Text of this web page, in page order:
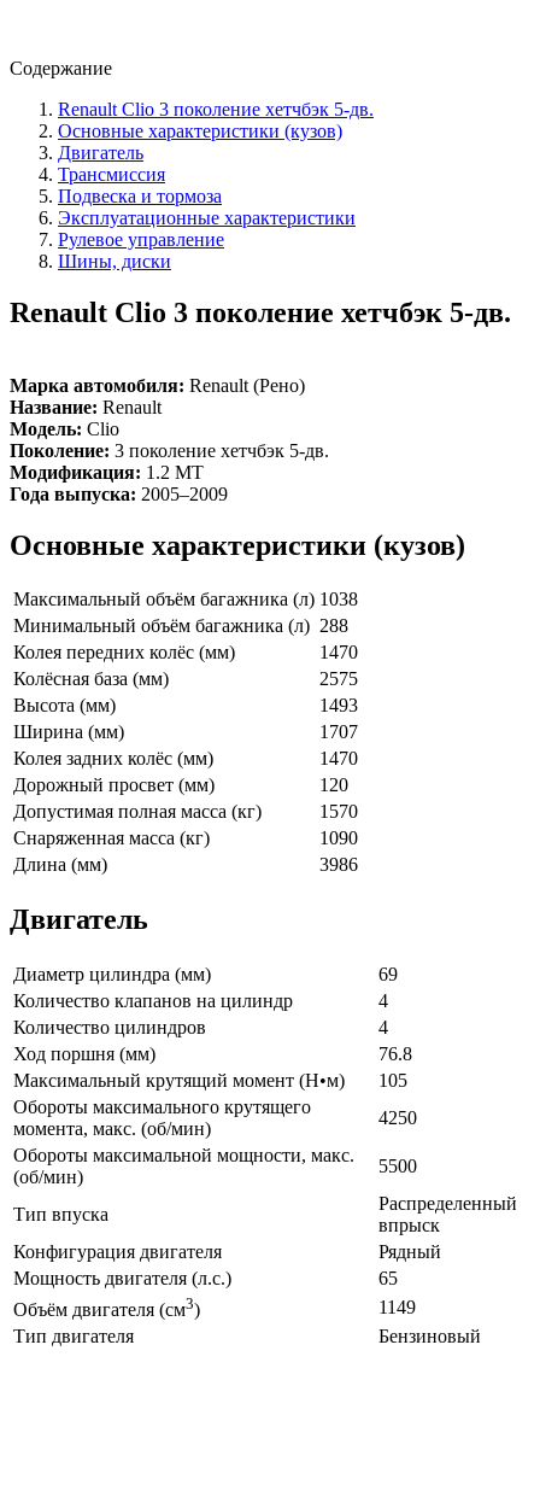
Содержание
Renault Clio 3 поколение хетчбэк 5-дв.
Основные характеристики (кузов)
Двигатель
Трансмиссия
Подвеска и тормоза
Эксплуатационные характеристики
Рулевое управление
Шины, диски
Renault Clio 3 поколение хетчбэк 5-дв.
Марка автомобиля: Renault (Рено)
Название: Renault
Модель: Clio
Поколение: 3 поколение хетчбэк 5-дв.
Модификация: 1.2 MT
Года выпуска: 2005–2009
Основные характеристики (кузов)
Максимальный объём багажника (л) 1038
Минимальный объём багажника (л) 288
Колея передних колёс (мм)
1470
Колёсная база (мм)
2575
Высота (мм)
1493
Ширина (мм)
1707
Колея задних колёс (мм)
1470
Дорожный просвет (мм)
120
Допустимая полная масса (кг)
1570
Снаряженная масса (кг)
1090
Длина (мм)
3986
Двигатель
Диаметр цилиндра (мм)
69
Количество клапанов на цилиндр
4
Количество цилиндров
4
Ход поршня (мм)
76.8
Максимальный крутящий момент (Н•м)
105
Обороты максимального крутящего
момента, макс. (об/мин)
4250
Обороты максимальной мощности, макс.
(об/мин)
5500
Тип впуска
Распределенный
впрыск
Конфигурация двигателя
Рядный
Мощность двигателя (л.с.)
65
Объём двигателя (см3)
1149
Тип двигателя
Бензиновый